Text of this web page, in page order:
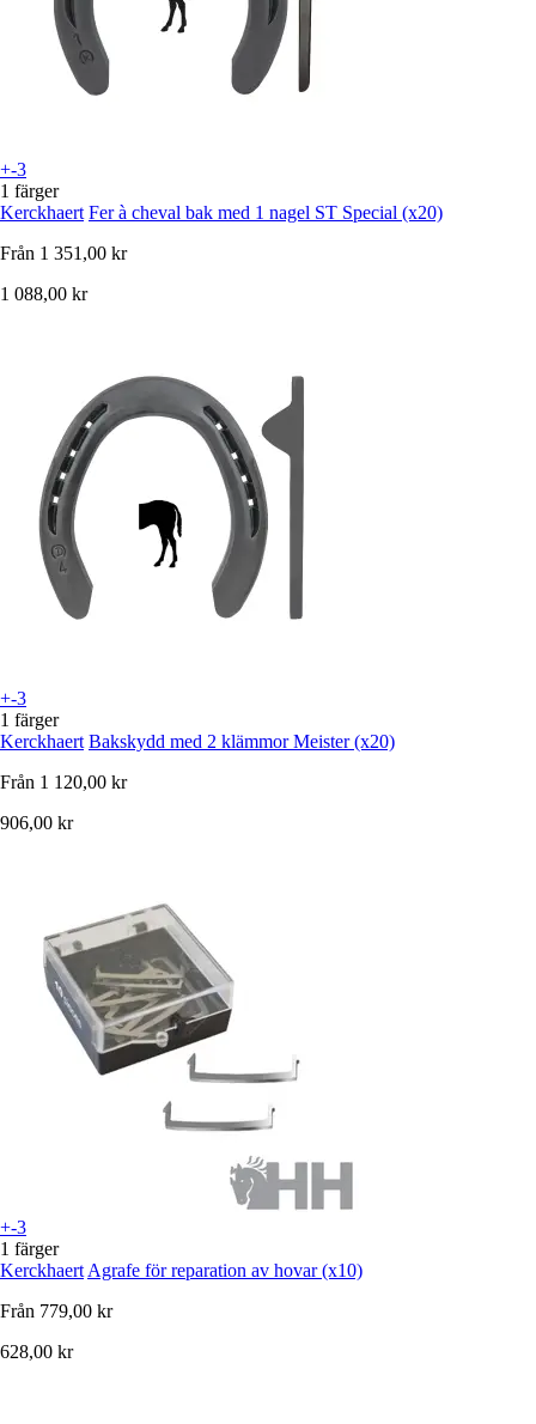
+-3
1 färger
Kerckhaert Fer à cheval bak med 1 nagel ST Special (x20)
Från 1 351,00 kr
1 088,00 kr
+-3
1 färger
Kerckhaert Bakskydd med 2 klämmor Meister (x20)
Från 1 120,00 kr
906,00 kr
+-3
1 färger
Kerckhaert Agrafe för reparation av hovar (x10)
Från 779,00 kr
628,00 kr